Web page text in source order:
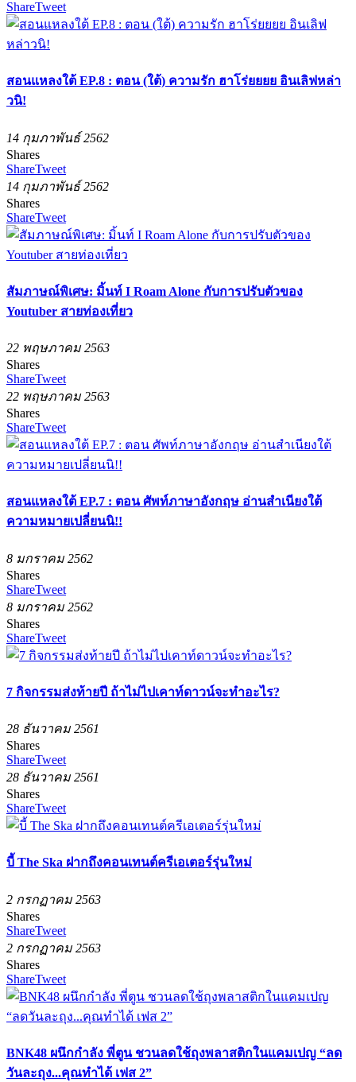
ShareTweet
สอนแหลงใต้ EP.8 : ตอน (ใต้) ความรัก ฮาโร่ยยยย อินเลิฟหล่า
วนิ!
14 กุมภาพันธ์ 2562
Shares
ShareTweet
14 กุมภาพันธ์ 2562
Shares
ShareTweet
สัมภาษณ์พิเศษ: มิ้นท์ I Roam Alone กับการปรับตัวของ
Youtuber สายท่องเที่ยว
22 พฤษภาคม 2563
Shares
ShareTweet
22 พฤษภาคม 2563
Shares
ShareTweet
สอนแหลงใต้ EP.7 : ตอน ศัพท์ภาษาอังกฤษ อ่านสำเนียงใต้
ความหมายเปลี่ยนนิ!!
8 มกราคม 2562
Shares
ShareTweet
8 มกราคม 2562
Shares
ShareTweet
7 กิจกรรมส่งท้ายปี ถ้าไม่ไปเคาท์ดาวน์จะทำอะไร?
28 ธันวาคม 2561
Shares
ShareTweet
28 ธันวาคม 2561
Shares
ShareTweet
บี้ The Ska ฝากถึงคอนเทนต์ครีเอเตอร์รุ่นใหม่
2 กรกฏาคม 2563
Shares
ShareTweet
2 กรกฏาคม 2563
Shares
ShareTweet
BNK48 ผนึกกำลัง พี่ตูน ชวนลดใช้ถุงพลาสติกในแคมเปญ “ลด
วันละถุง...คุณทำได้ เฟส 2”